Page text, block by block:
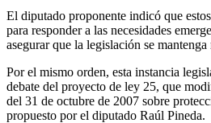
El diputado proponente indicó que
para responder a las necesidades
asegurar que la legislación se
Por el mismo orden, esta instancia
debate del proyecto de ley 25, que
del 31 de octubre de 2007 sobre
propuesto por el diputado Raúl Pineda.